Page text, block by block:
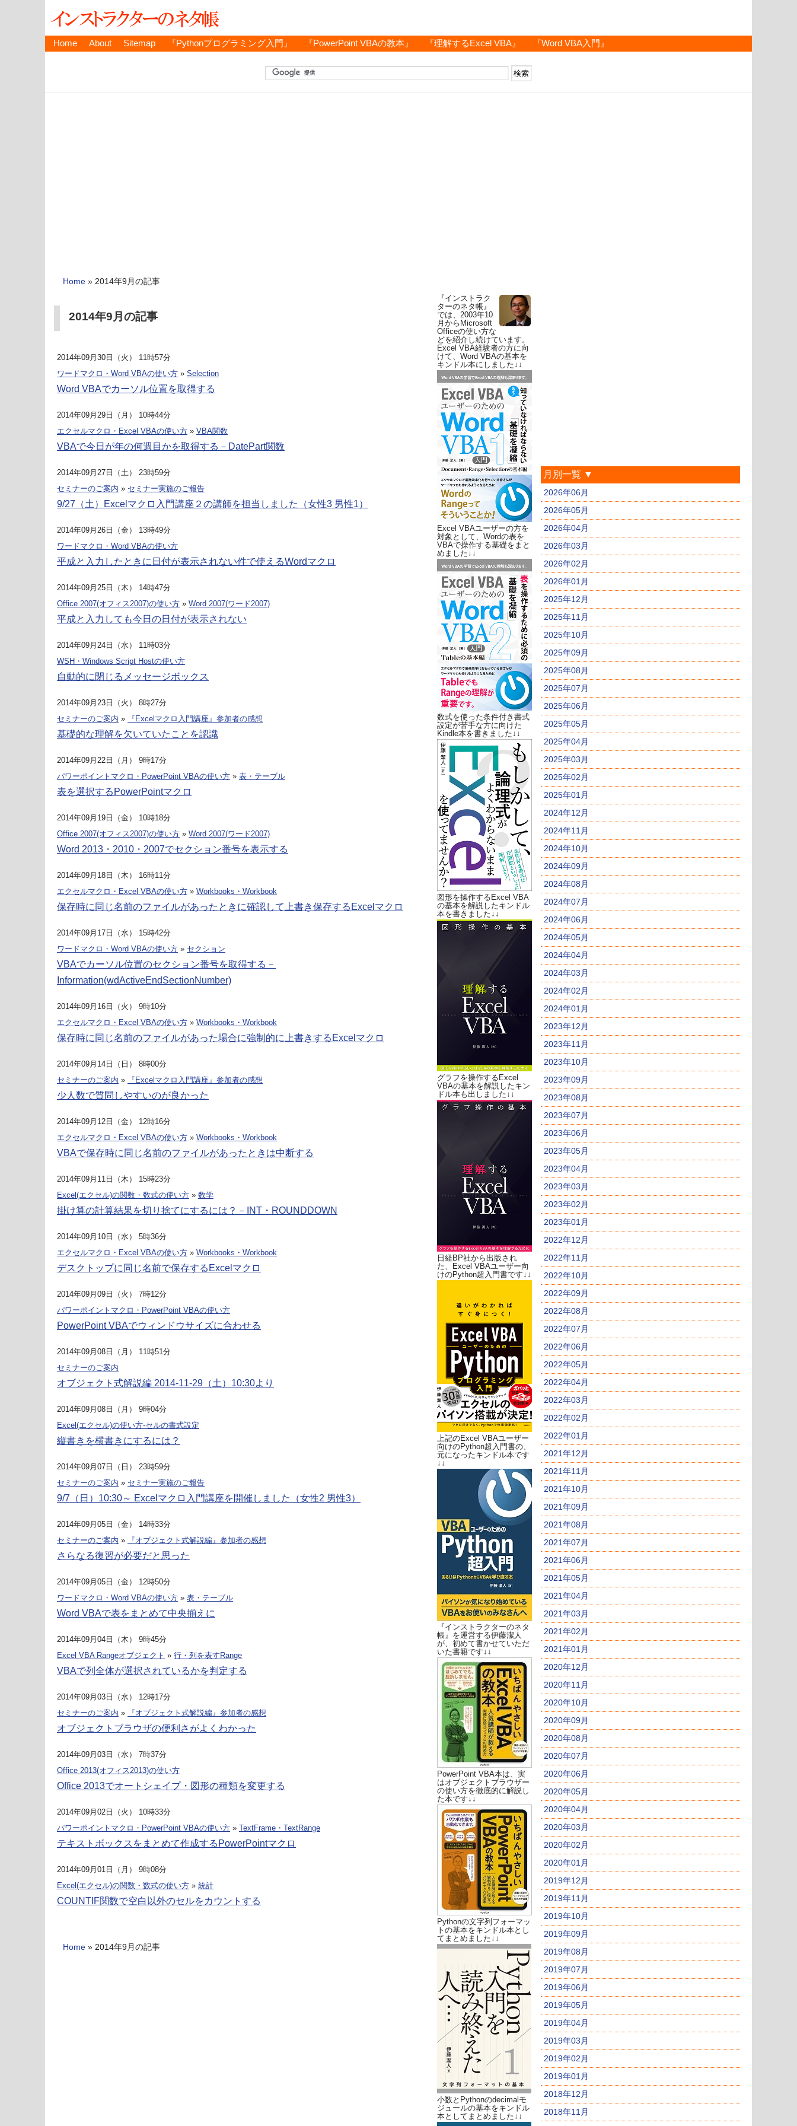
Home About Sitemap 『Pythonプログラミング入門』 『PowerPoint VBAの教本』 『理解するExcel VBA』 『Word VBA入門』
Home » 2014年9月の記事
2014年9月の記事
2014年09月30日（火） 11時57分
ワードマクロ・Word VBAの使い方 » Selection
Word VBAでカーソル位置を取得する
2014年09月29日（月） 10時44分
エクセルマクロ・Excel VBAの使い方 » VBA関数
VBAで今日が年の何週目かを取得する－DatePart関数
2014年09月27日（土） 23時59分
セミナーのご案内 » セミナー実施のご報告
9/27（土）Excelマクロ入門講座２の講師を担当しました（女性3 男性1）
2014年09月26日（金） 13時49分
ワードマクロ・Word VBAの使い方
平成と入力したときに日付が表示されない件で使えるWordマクロ
2014年09月25日（木） 14時47分
Office 2007(オフィス2007)の使い方 » Word 2007(ワード2007)
平成と入力しても今日の日付が表示されない
2014年09月24日（水） 11時03分
WSH・Windows Script Hostの使い方
自動的に閉じるメッセージボックス
2014年09月23日（火） 8時27分
セミナーのご案内 » 『Excelマクロ入門講座』参加者の感想
基礎的な理解を欠いていたことを認識
2014年09月22日（月） 9時17分
パワーポイントマクロ・PowerPoint VBAの使い方 » 表・テーブル
表を選択するPowerPointマクロ
2014年09月19日（金） 10時18分
Office 2007(オフィス2007)の使い方 » Word 2007(ワード2007)
Word 2013・2010・2007でセクション番号を表示する
2014年09月18日（木） 16時11分
エクセルマクロ・Excel VBAの使い方 » Workbooks・Workbook
保存時に同じ名前のファイルがあったときに確認して上書き保存するExcelマクロ
2014年09月17日（水） 15時42分
ワードマクロ・Word VBAの使い方 » セクション
VBAでカーソル位置のセクション番号を取得する－
Information(wdActiveEndSectionNumber)
2014年09月16日（火） 9時10分
エクセルマクロ・Excel VBAの使い方 » Workbooks・Workbook
保存時に同じ名前のファイルがあった場合に強制的に上書きするExcelマクロ
2014年09月14日（日） 8時00分
セミナーのご案内 » 『Excelマクロ入門講座』参加者の感想
少人数で質問しやすいのが良かった
2014年09月12日（金） 12時16分
エクセルマクロ・Excel VBAの使い方 » Workbooks・Workbook
VBAで保存時に同じ名前のファイルがあったときは中断する
2014年09月11日（木） 15時23分
Excel(エクセル)の関数・数式の使い方 » 数学
掛け算の計算結果を切り捨てにするには？－INT・ROUNDDOWN
2014年09月10日（水） 5時36分
エクセルマクロ・Excel VBAの使い方 » Workbooks・Workbook
デスクトップに同じ名前で保存するExcelマクロ
2014年09月09日（火） 7時12分
パワーポイントマクロ・PowerPoint VBAの使い方
PowerPoint VBAでウィンドウサイズに合わせる
2014年09月08日（月） 11時51分
セミナーのご案内
オブジェクト式解説編 2014-11-29（土）10:30より
2014年09月08日（月） 9時04分
Excel(エクセル)の使い方-セルの書式設定
縦書きを横書きにするには？
2014年09月07日（日） 23時59分
セミナーのご案内 » セミナー実施のご報告
9/7（日）10:30～ Excelマクロ入門講座を開催しました（女性2 男性3）
2014年09月05日（金） 14時33分
セミナーのご案内 » 『オブジェクト式解説編』参加者の感想
さらなる復習が必要だと思った
2014年09月05日（金） 12時50分
ワードマクロ・Word VBAの使い方 » 表・テーブル
Word VBAで表をまとめて中央揃えに
2014年09月04日（木） 9時45分
Excel VBA Rangeオブジェクト » 行・列を表すRange
VBAで列全体が選択されているかを判定する
2014年09月03日（水） 12時17分
セミナーのご案内 » 『オブジェクト式解説編』参加者の感想
オブジェクトブラウザの便利さがよくわかった
2014年09月03日（水） 7時37分
Office 2013(オフィス2013)の使い方
Office 2013でオートシェイプ・図形の種類を変更する
2014年09月02日（火） 10時33分
パワーポイントマクロ・PowerPoint VBAの使い方 » TextFrame・TextRange
テキストボックスをまとめて作成するPowerPointマクロ
2014年09月01日（月） 9時08分
Excel(エクセル)の関数・数式の使い方 » 統計
COUNTIF関数で空白以外のセルをカウントする
Home » 2014年9月の記事
『インストラク
ターのネタ帳』
では、2003年10
月からMicrosoft
Officeの使い方な
どを紹介し続けています。
Excel VBA経験者の方に向
けて、Word VBAの基本を
キンドル本にしました↓↓
Excel VBAユーザーの方を
対象として、Wordの表を
VBAで操作する基礎をまと
めました↓↓
数式を使った条件付き書式
設定が苦手な方に向けた
Kindle本を書きました↓↓
図形を操作するExcel VBA
の基本を解説したキンドル
本を書きました↓↓
グラフを操作するExcel
VBAの基本を解説したキン
ドル本も出しました↓↓
日経BP社から出版され
た、Excel VBAユーザー向
けのPython超入門書です↓↓
上記のExcel VBAユーザー
向けのPython超入門書の、
元になったキンドル本です
↓↓
『インストラクターのネタ
帳』を運営する伊藤潔人
が、初めて書かせていただ
いた書籍です↓↓
PowerPoint VBA本は、実
はオブジェクトブラウザー
の使い方を徹底的に解説し
た本です↓↓
Pythonの文字列フォーマッ
トの基本をキンドル本とし
てまとめました↓↓
小数とPythonのdecimalモ
ジュールの基本をキンドル
本としてまとめました↓↓
月別一覧 ▼
2026年06月
2026年05月
2026年04月
2026年03月
2026年02月
2026年01月
2025年12月
2025年11月
2025年10月
2025年09月
2025年08月
2025年07月
2025年06月
2025年05月
2025年04月
2025年03月
2025年02月
2025年01月
2024年12月
2024年11月
2024年10月
2024年09月
2024年08月
2024年07月
2024年06月
2024年05月
2024年04月
2024年03月
2024年02月
2024年01月
2023年12月
2023年11月
2023年10月
2023年09月
2023年08月
2023年07月
2023年06月
2023年05月
2023年04月
2023年03月
2023年02月
2023年01月
2022年12月
2022年11月
2022年10月
2022年09月
2022年08月
2022年07月
2022年06月
2022年05月
2022年04月
2022年03月
2022年02月
2022年01月
2021年12月
2021年11月
2021年10月
2021年09月
2021年08月
2021年07月
2021年06月
2021年05月
2021年04月
2021年03月
2021年02月
2021年01月
2020年12月
2020年11月
2020年10月
2020年09月
2020年08月
2020年07月
2020年06月
2020年05月
2020年04月
2020年03月
2020年02月
2020年01月
2019年12月
2019年11月
2019年10月
2019年09月
2019年08月
2019年07月
2019年06月
2019年05月
2019年04月
2019年03月
2019年02月
2019年01月
2018年12月
2018年11月